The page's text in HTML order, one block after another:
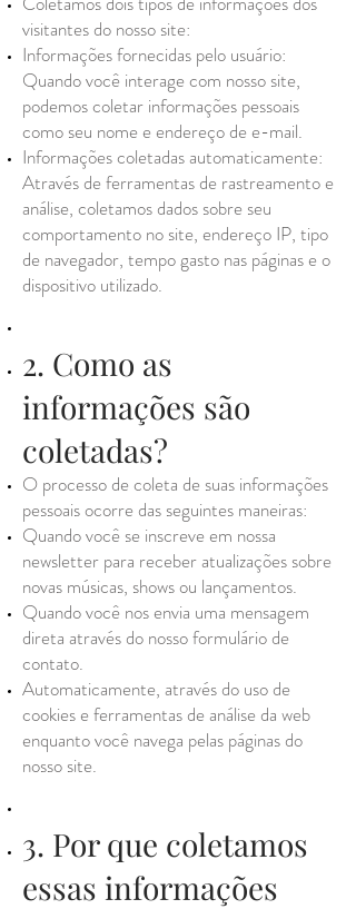
visitantes do nosso site:
Informações fornecidas pelo usuário:
Quando você interage com nosso site,
podemos coletar informações pessoais
como seu nome e endereço de e-mail.
Informações coletadas automaticamente:
Através de ferramentas de rastreamento e
análise, coletamos dados sobre seu
comportamento no site, endereço IP, tipo
de navegador, tempo gasto nas páginas e o
dispositivo utilizado.
2. Como as
informações são
coletadas?
O processo de coleta de suas informações
pessoais ocorre das seguintes maneiras:
Quando você se inscreve em nossa
newsletter para receber atualizações sobre
novas músicas, shows ou lançamentos.
Quando você nos envia uma mensagem
direta através do nosso formulário de
contato.
Automaticamente, através do uso de
cookies e ferramentas de análise da web
enquanto você navega pelas páginas do
nosso site.
3. Por que coletamos
essas informações